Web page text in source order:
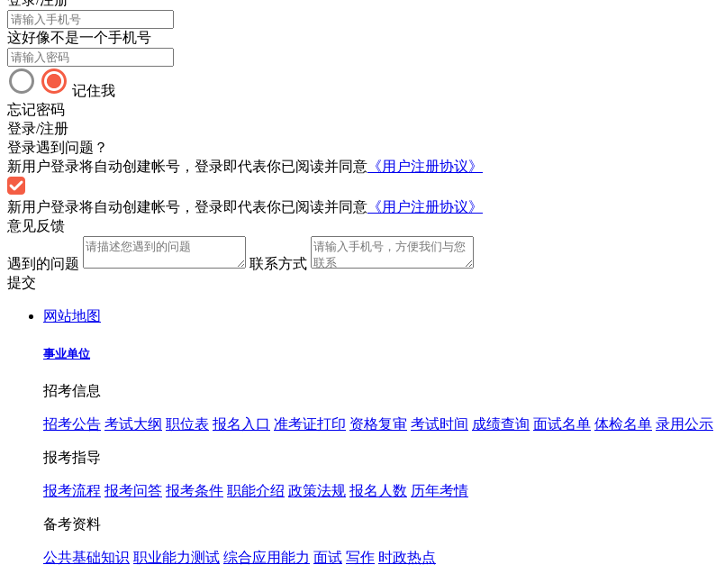
这好像不是一个手机号
记住我
忘记密码
登录/注册
登录遇到问题？
新用户登录将自动创建帐号，登录即代表你已阅读并同意 《用户注册协议》
新用户登录将自动创建帐号，登录即代表你已阅读并同意 《用户注册协议》
意见反馈
遇到的问题
联系方式
提交
网站地图
事业单位
招考信息
招考公告 考试大纲 职位表 报名入口 准考证打印 资格复审 考试时间 成绩查询 面试名单 体检名单 录用公示
报考指导
报考流程 报考问答 报考条件 职能介绍 政策法规 报名人数 历年考情
备考资料
公共基础知识 职业能力测试 综合应用能力 面试 写作 时政热点